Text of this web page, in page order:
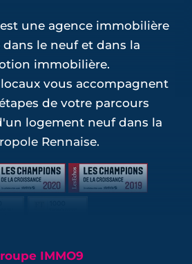
est une agence immobilière
dans le neuf et dans la
immobilière.
vous accompagnent
de votre parcours
logement neuf dans la
Rennaise.
IMMO9